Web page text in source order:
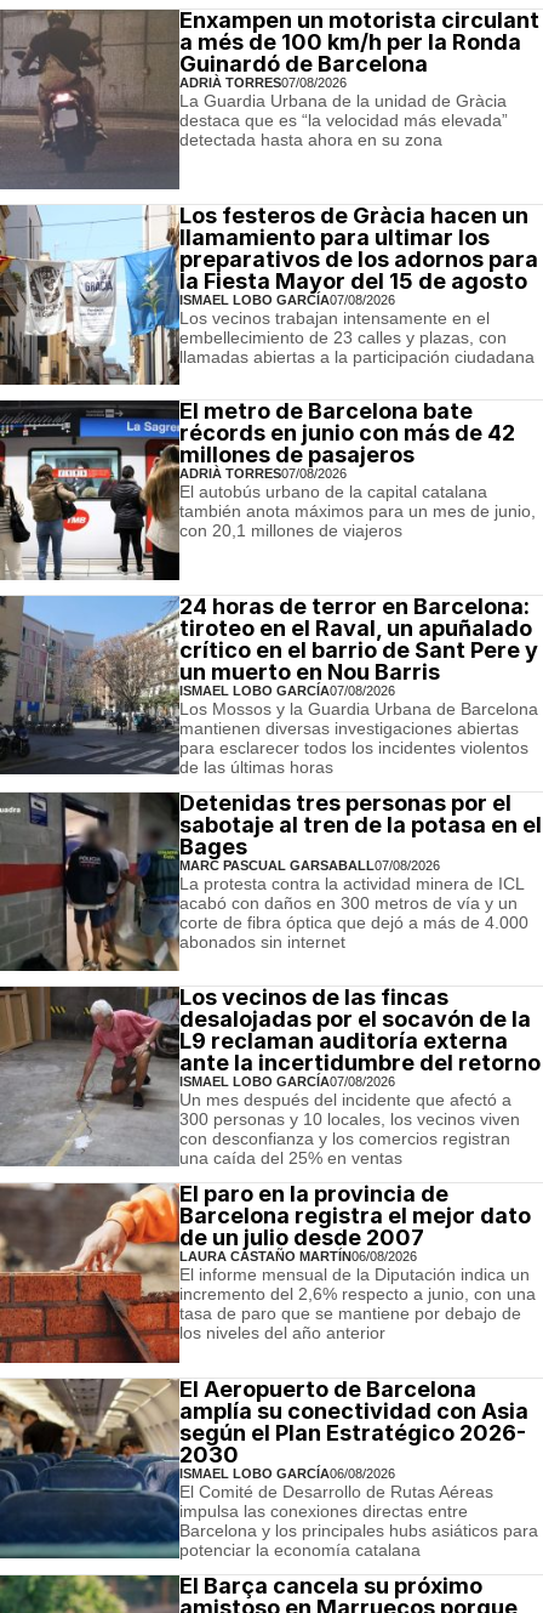
Enxampen un motorista circulant
a més de 100 km/h per la Ronda
Guinardó de Barcelona
ADRIÀ TORRES07/08/2026
La Guardia Urbana de la unidad de Gràcia
destaca que es “la velocidad más elevada”
detectada hasta ahora en su zona
Los festeros de Gràcia hacen un
llamamiento para ultimar los
preparativos de los adornos para
la Fiesta Mayor del 15 de agosto
ISMAEL LOBO GARCÍA07/08/2026
Los vecinos trabajan intensamente en el
embellecimiento de 23 calles y plazas, con
llamadas abiertas a la participación ciudadana
El metro de Barcelona bate
récords en junio con más de 42
millones de pasajeros
ADRIÀ TORRES07/08/2026
El autobús urbano de la capital catalana
también anota máximos para un mes de junio,
con 20,1 millones de viajeros
24 horas de terror en Barcelona:
tiroteo en el Raval, un apuñalado
crítico en el barrio de Sant Pere y
un muerto en Nou Barris
ISMAEL LOBO GARCÍA07/08/2026
Los Mossos y la Guardia Urbana de Barcelona
mantienen diversas investigaciones abiertas
para esclarecer todos los incidentes violentos
de las últimas horas
Detenidas tres personas por el
sabotaje al tren de la potasa en el
Bages
MARC PASCUAL GARSABALL07/08/2026
La protesta contra la actividad minera de ICL
acabó con daños en 300 metros de vía y un
corte de fibra óptica que dejó a más de 4.000
abonados sin internet
Los vecinos de las fincas
desalojadas por el socavón de la
L9 reclaman auditoría externa
ante la incertidumbre del retorno
ISMAEL LOBO GARCÍA07/08/2026
Un mes después del incidente que afectó a
300 personas y 10 locales, los vecinos viven
con desconfianza y los comercios registran
una caída del 25% en ventas
El paro en la provincia de
Barcelona registra el mejor dato
de un julio desde 2007
LAURA CASTAÑO MARTÍN06/08/2026
El informe mensual de la Diputación indica un
incremento del 2,6% respecto a junio, con una
tasa de paro que se mantiene por debajo de
los niveles del año anterior
El Aeropuerto de Barcelona
amplía su conectividad con Asia
según el Plan Estratégico 2026-
2030
ISMAEL LOBO GARCÍA06/08/2026
El Comité de Desarrollo de Rutas Aéreas
impulsa las conexiones directas entre
Barcelona y los principales hubs asiáticos para
potenciar la economía catalana
El Barça cancela su próximo
amistoso en Marruecos porque